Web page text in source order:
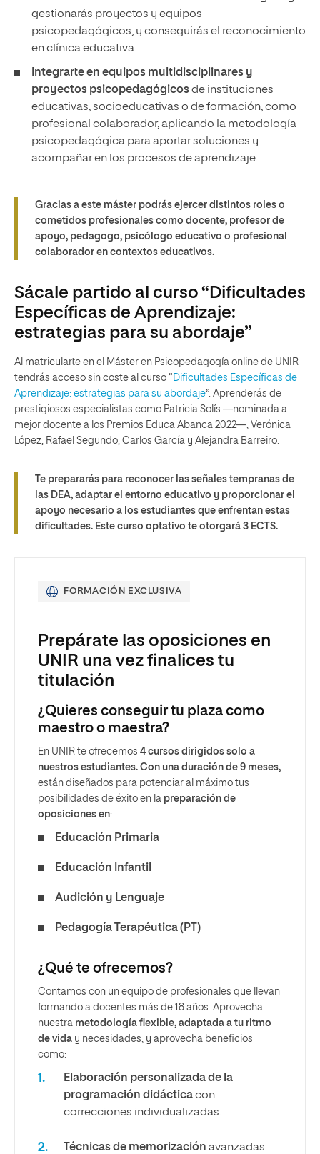
gestionarás proyectos y equipos
psicopedagógicos, y conseguirás el reconocimiento
en clínica educativa.
Integrarte en equipos multidisciplinares y
proyectos psicopedagógicosde instituciones
educativas, socioeducativas o de formación, como
profesional colaborador, aplicando la metodología
psicopedagógica para aportar soluciones y
acompañar en los procesos de aprendizaje.
Gracias a este máster podrás ejercer distintos roles o
cometidos profesionales como docente, profesor de
apoyo, pedagogo, psicólogo educativo o profesional
colaborador en contextos educativos.
Sácale partido al curso “Dificultades
Específicas de Aprendizaje:
estrategias para su abordaje”
Al matricularte en el Máster en Psicopedagogía online de UNIR
tendrás acceso sin coste al curso “ Dificultades Específicas de
Aprendizaje: estrategias para su abordaje”. Aprenderás de
prestigiosos especialistas como Patricia Solís —nominada a
mejor docente a los Premios Educa Abanca 2022—, Verónica
López, Rafael Segundo, Carlos García y Alejandra Barreiro.
Te prepararás para reconocer las señales tempranas de
las DEA, adaptar el entorno educativo y proporcionar el
apoyo necesario a los estudiantes que enfrentan estas
dificultades. Este curso optativo te otorgará 3 ECTS.
FORMACIÓN EXCLUSIVA
Prepárate las oposiciones en
UNIR una vez finalices tu
titulación
¿Quieres conseguir tu plaza como
maestro o maestra?
En UNIR te ofrecemos 4 cursos dirigidos solo a
nuestros estudiantes. Con una duración de 9 meses,
están diseñados para potenciar al máximo tus
posibilidades de éxito en la preparación de
oposiciones en:
Educación Primaria
Educación Infantil
Audición y Lenguaje
Pedagogía Terapéutica (PT)
¿Qué te ofrecemos?
Contamos con un equipo de profesionales que llevan
formando a docentes más de 18 años. Aprovecha
nuestra metodología flexible, adaptada a tu ritmo
de vida y necesidades, y aprovecha beneficios
como:
Elaboración personalizada de la
programación didácticacon
correcciones individualizadas.
Técnicas de memorización avanzadas